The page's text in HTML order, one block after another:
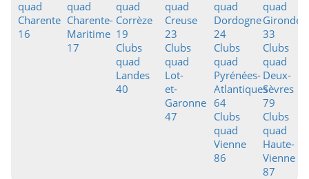
quad
Charente
16
quad
Charente-
Maritime
17
quad
Corrèze
19
quad
Creuse
23
quad
Dordogne
24
quad
Gironde
33
Clubs
quad
Landes
40
Clubs
quad
Lot-
et-
Garonne
47
Clubs
quad
Pyrénées-
Atlantiques
64
Clubs
quad
Deux-
Sèvres
79
Clubs
quad
Vienne
86
Clubs
quad
Haute-
Vienne
87